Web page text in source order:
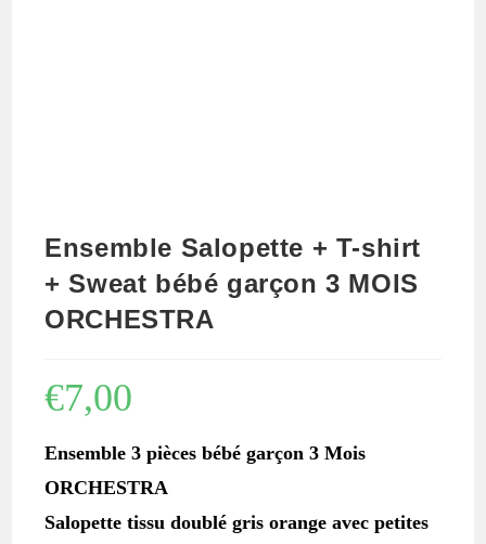
Ensemble Salopette + T-shirt
+ Sweat bébé garçon 3 MOIS
ORCHESTRA
€7,00
Ensemble 3 pièces bébé garçon 3 Mois
ORCHESTRA
Salopette tissu doublé gris orange avec petites